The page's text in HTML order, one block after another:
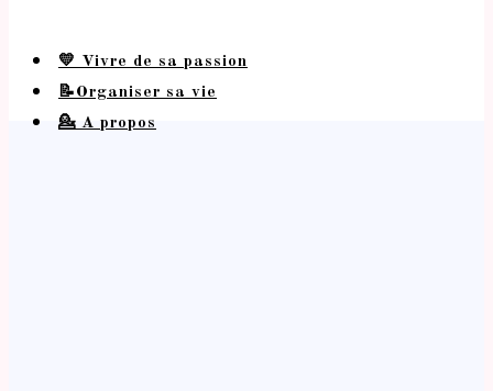
💛 Vivre de sa passion
📝Organiser sa vie
💁 A propos